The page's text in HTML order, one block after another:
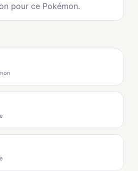
pour ce Pokémon.